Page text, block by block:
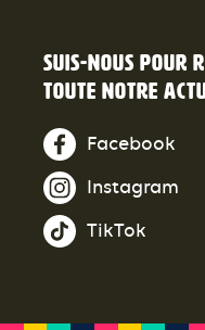
Suis-nous pour
toute notre
Facebook
Instagram
TikTok